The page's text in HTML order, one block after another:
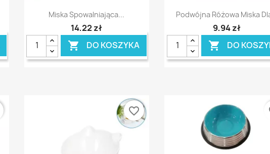
Szybki podgląd
Miska Spowalniająca...
14,22 zł
 DO KOSZYKA
Szybki podgląd
Podwójna Różowa Miska
9,94 zł
 DO
favorite_border